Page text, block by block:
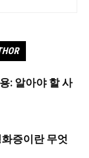
: 알아야 할 사
증이란 무엇